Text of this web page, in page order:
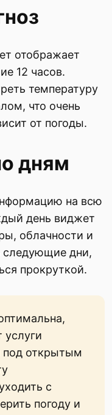
отображает
12 часов.
температуру
что очень
от погоды.
дням
на всю
день виджет
облачности и
следующие дни,
прокруткой.
услуги
под открытым
с
погоду и